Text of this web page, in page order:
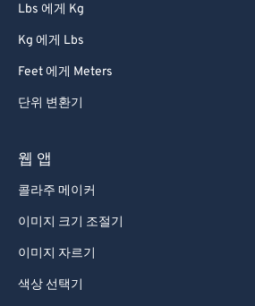
Lbs 에게 Kg
Kg 에게 Lbs
Feet 에게 Meters
단위 변환기
웹 앱
콜라주 메이커
이미지 크기 조절기
이미지 자르기
색상 선택기